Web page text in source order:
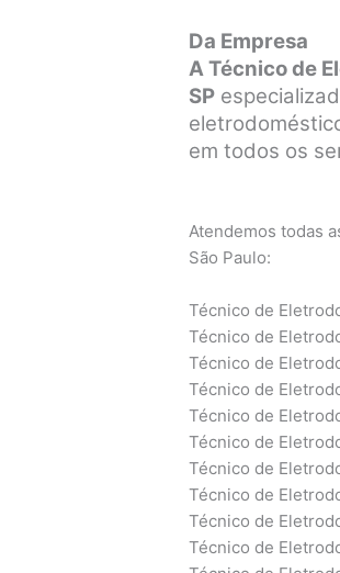
Da Empresa
A Técnico de
SP
em todos os
Atendemos todas
São Paulo:
Técnico de
Técnico de
Técnico de
Técnico de
Técnico de
Técnico de
Técnico de
Técnico de
Técnico de
Técnico de